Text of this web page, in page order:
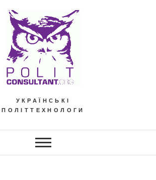
УКРАЇНСЬКІ
ПОЛІТТЕХНОЛОГИ